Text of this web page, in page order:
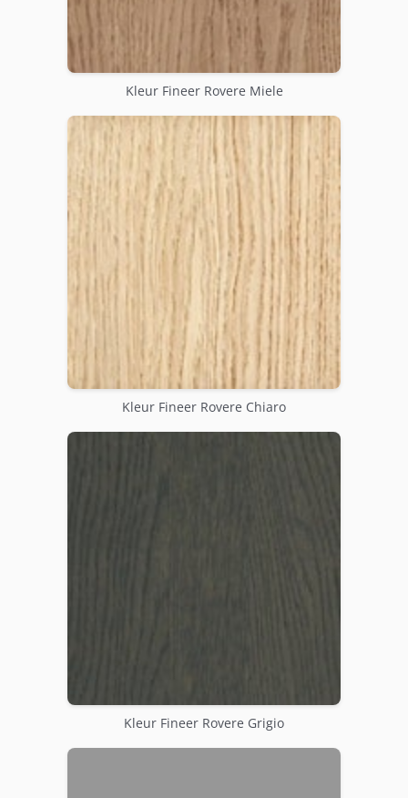
Kleur Fineer Rovere Miele
Kleur Fineer Rovere Chiaro
Kleur Fineer Rovere Grigio